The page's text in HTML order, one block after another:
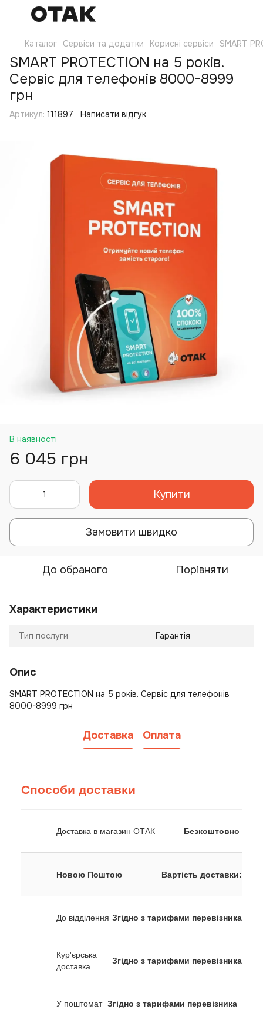
Каталог Сервіси та додатки Корисні сервіси SMART
SMART PROTECTION на 5 років.
Сервіс для телефонів 8000-8999
грн
Артикул: 111897 Написати відгук
В наявності
6 045 грн
Купити
Замовити швидко
До обраного Порівняти
Характеристики
Тип послуги Гарантія
Опис
SMART PROTECTION на 5 років. Сервіс для телефонів
8000-8999 грн
Доставка Оплата
Способи доставки
Доставка в магазин ОТАК Безкоштовно
Новою Поштою Вартість доставки:
До відділення Згідно з тарифами перевізника
Кур'єрська
доставка
Згідно з тарифами перевізника
У поштомат Згідно з тарифами перевізника